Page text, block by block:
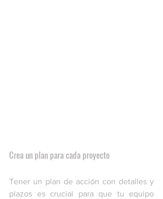
Crea un plan para cada proyecto
Tener un plan de acción con detalles y
plazos es crucial para que tu equipo